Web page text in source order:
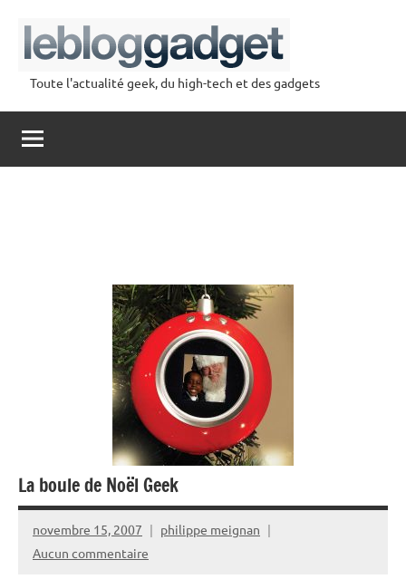
contenu
lebloggadget
Toute l'actualité geek, du high-tech et des gadgets
La boule de Noël Geek
novembre 15, 2007
philippe meignan
Aucun commentaire